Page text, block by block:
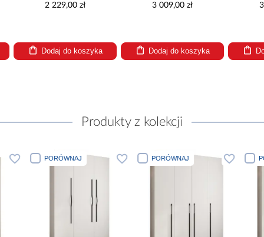
2 229,00 zł
Dodaj do koszyka
3 009,00 zł
Dodaj do koszyka
3
Produkty z kolekcji
PORÓWNAJ PORÓWNAJ